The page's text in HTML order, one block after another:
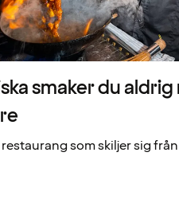
smaker du
restaurang som skiljer sig